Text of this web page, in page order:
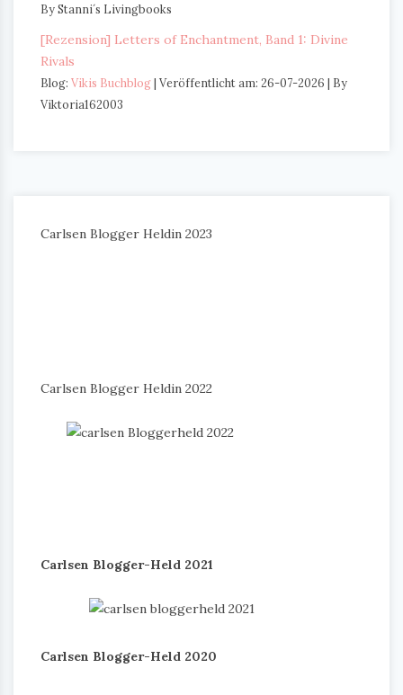
By Stanni´s Livingbooks
[Rezension] Letters of Enchantment, Band 1: Divine
Rivals
Blog: Vikis Buchblog Veröffentlicht am: 26-07-2026
By
Viktoria162003
Carlsen Blogger Heldin 2023
Carlsen Blogger Heldin 2022
Carlsen Blogger-Held 2021
Carlsen Blogger-Held 2020